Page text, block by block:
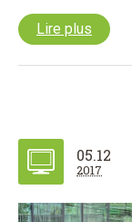
Lire plus
05.12
2017